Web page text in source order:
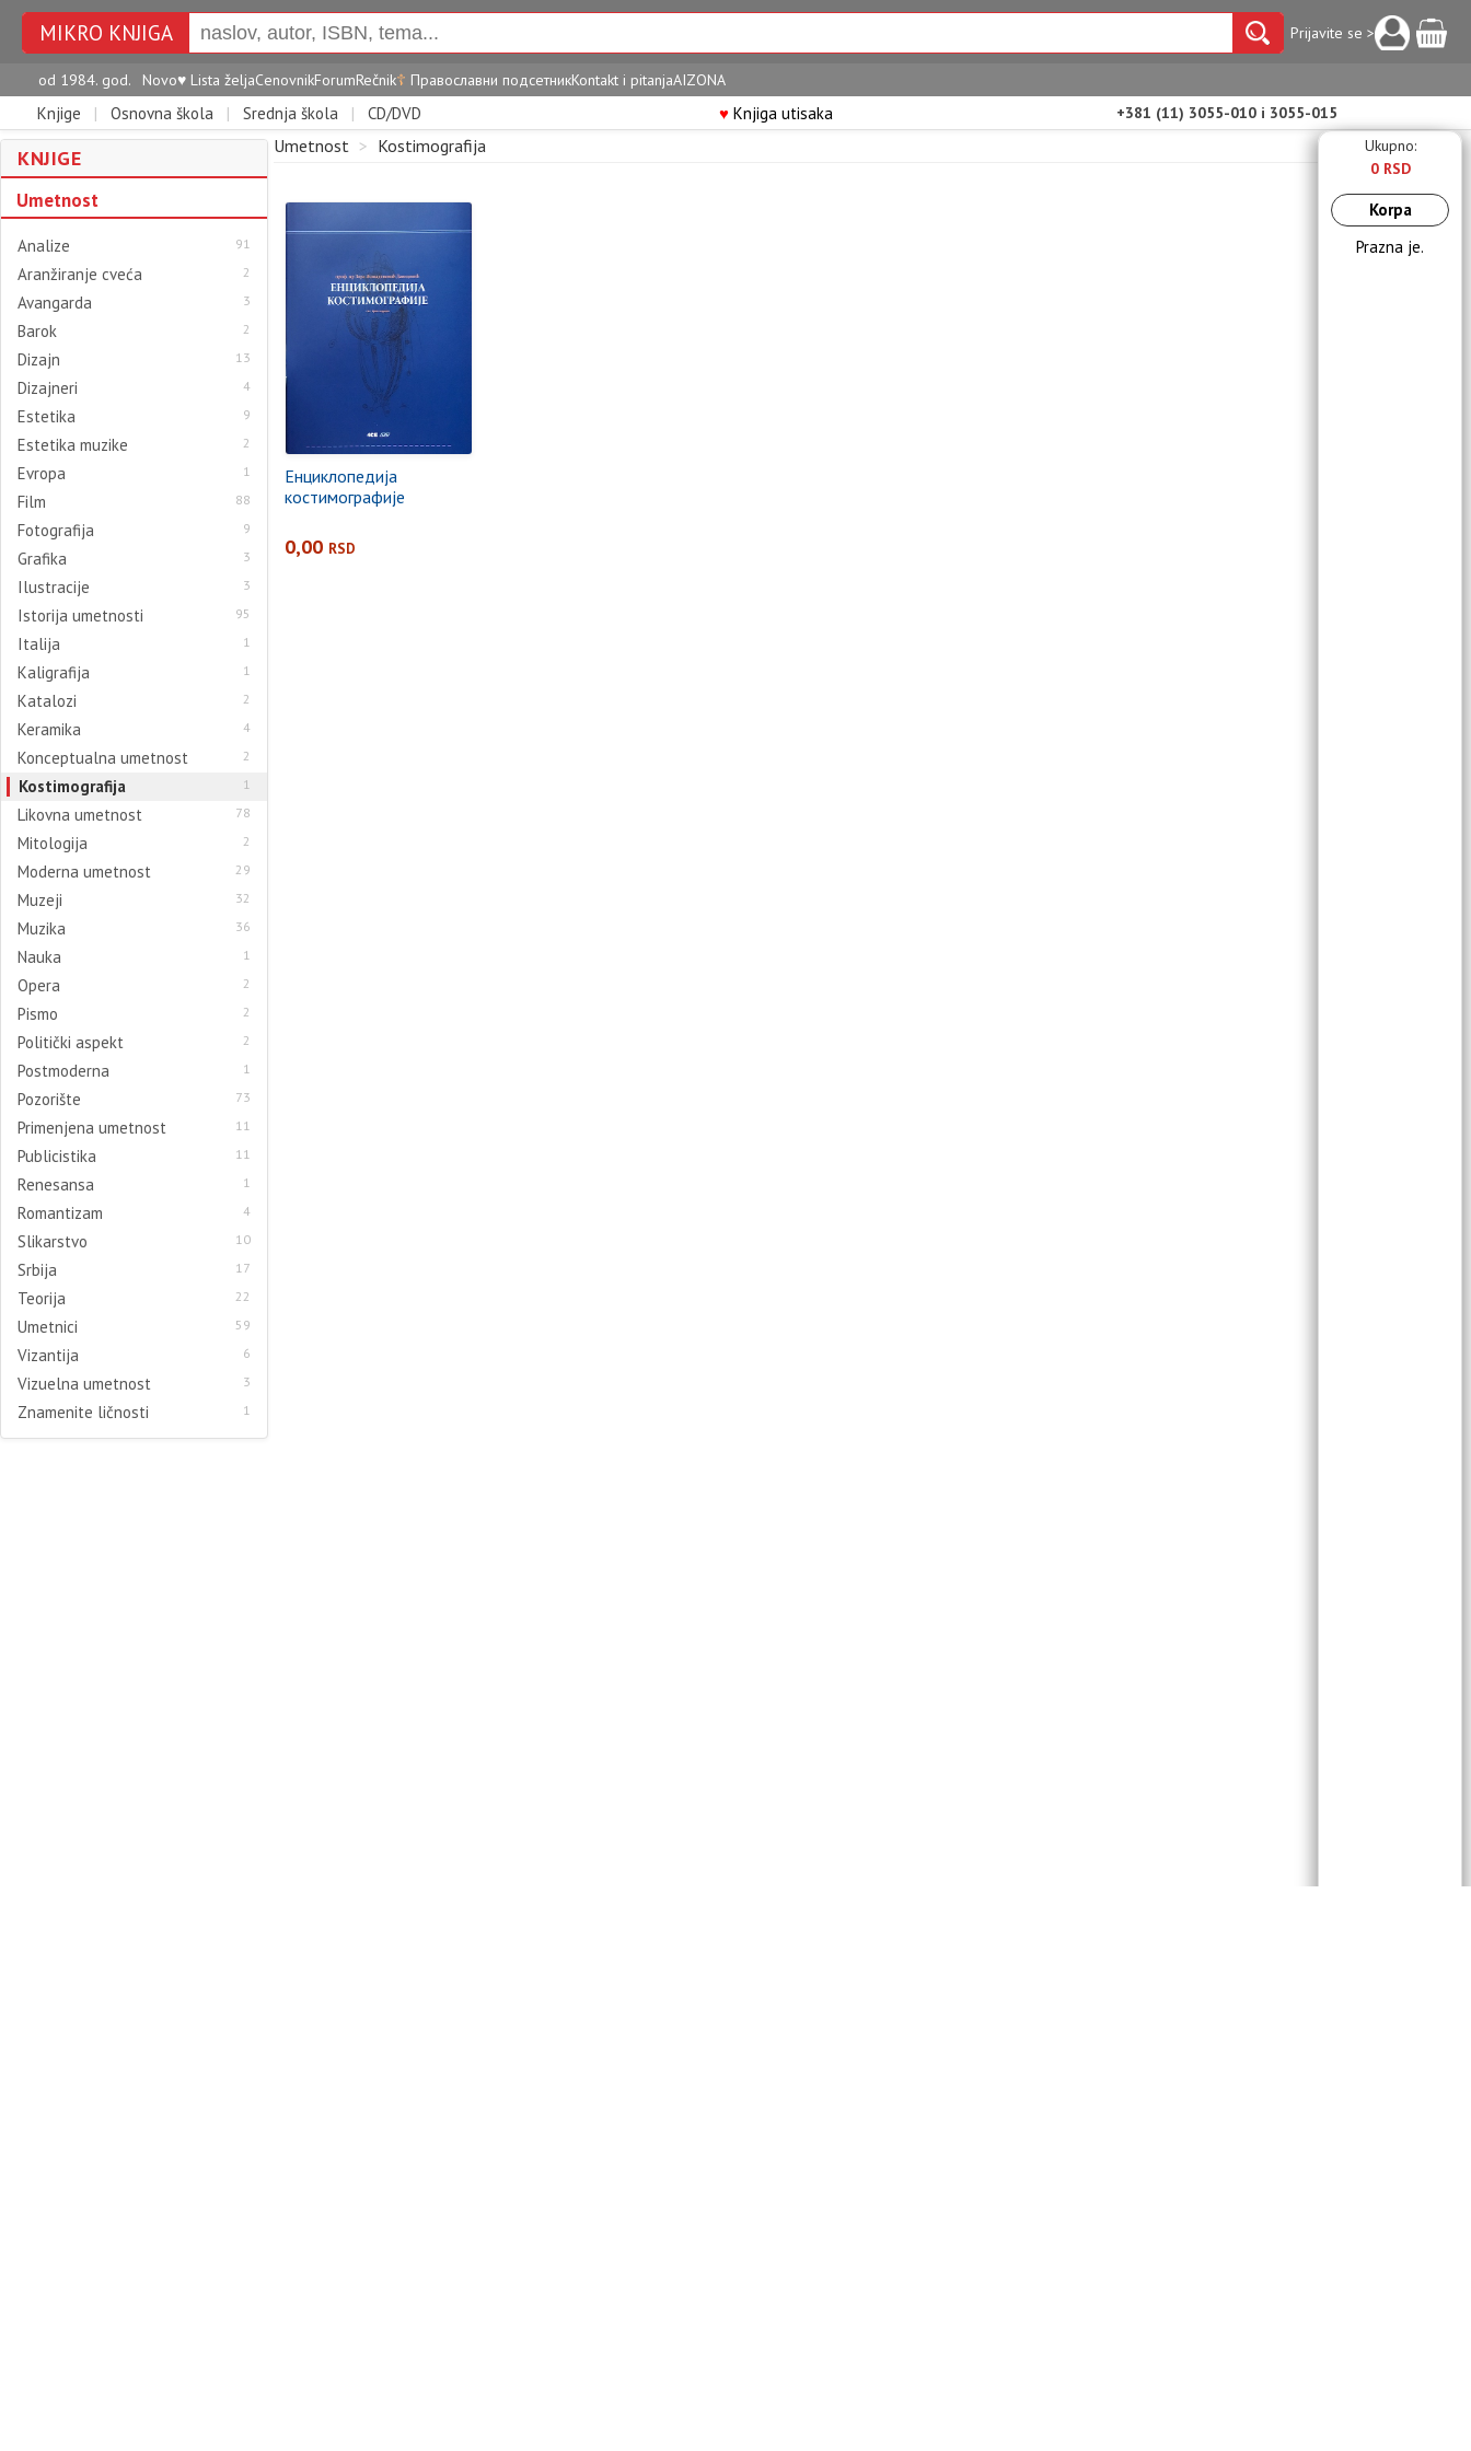
MIKRO KNJIGA Prijavite se >
od 1984. god. Novo♥ Lista željaCenovnikForumRečnik☦ Православни подсетникKontakt i pitanjaAIZONA
Knjige | Osnovna škola | Srednja škola | CD/DVD ♥Knjiga utisaka +381 (11) 3055-010 i 3055-015
KNJIGE
Umetnost
Analize 91
Aranžiranje cveća 2
Avangarda 3
Barok 2
Dizajn 13
Dizajneri 4
Estetika 9
Estetika muzike 2
Evropa 1
Film 88
Fotografija 9
Grafika 3
Ilustracije 3
Istorija umetnosti 95
Italija 1
Kaligrafija 1
Katalozi 2
Keramika 4
Konceptualna umetnost 2
Kostimografija 1
Likovna umetnost 78
Mitologija 2
Moderna umetnost 29
Muzeji 32
Muzika 36
Nauka 1
Opera 2
Pismo 2
Politički aspekt 2
Postmoderna 1
Pozorište 73
Primenjena umetnost 11
Publicistika 11
Renesansa 1
Romantizam 4
Slikarstvo 10
Srbija 17
Teorija 22
Umetnici 59
Vizantija 6
Vizuelna umetnost 3
Znamenite ličnosti 1
Umetnost > Kostimografija
Енциклопедија
костимографије
0,00 RSD
Ukupno:
0 RSD
Korpa
Prazna je.